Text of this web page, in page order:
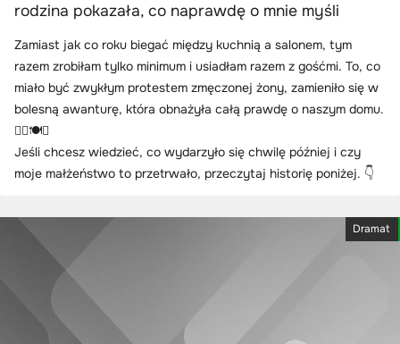
rodzina pokazała, co naprawdę o mnie myśli
Zamiast jak co roku biegać między kuchnią a salonem, tym
razem zrobiłam tylko minimum i usiadłam razem z gośćmi. To, co
miało być zwykłym protestem zmęczonej żony, zamieniło się w
bolesną awanturę, która obnażyła całą prawdę o naszym domu.
😶‍🌫️🍽️💔
Jeśli chcesz wiedzieć, co wydarzyło się chwilę później i czy
moje małżeństwo to przetrwało, przeczytaj historię poniżej. 👇
Dramat